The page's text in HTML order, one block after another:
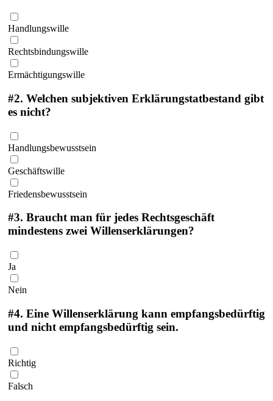
Handlungswille
Rechtsbindungswille
Ermächtigungswille
#2. Welchen subjektiven Erklärungstatbestand gibt
es nicht?
Handlungsbewusstsein
Geschäftswille
Friedensbewusstsein
#3. Braucht man für jedes Rechtsgeschäft
mindestens zwei Willenserklärungen?
Ja
Nein
#4. Eine Willenserklärung kann empfangsbedürftig
und nicht empfangsbedürftig sein.
Richtig
Falsch